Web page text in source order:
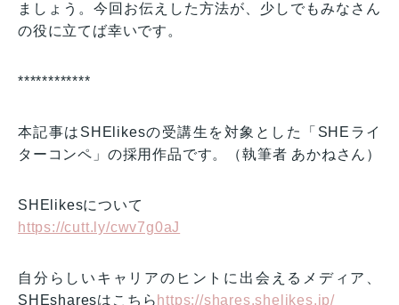
ましょう。今回お伝えした方法が、少しでもみなさん
の役に立てば幸いです。
************
本記事はSHElikesの受講生を対象とした「SHEライ
ターコンペ」の採用作品です。（執筆者 あかねさん）
SHElikesについて
https://cutt.ly/cwv7g0aJ
自分らしいキャリアのヒントに出会えるメディア、
SHEsharesはこちら https://shares.shelikes.jp/